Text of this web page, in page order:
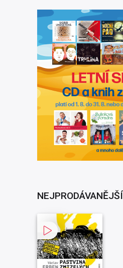
NEJPRODÁVANĚJŠÍ